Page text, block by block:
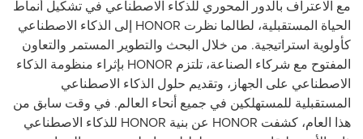
مع الاعتراف بالدور المحوري للذكاء الاصطناعي في تشكيل أنماط
الحياة المستقبلية، لطالما نظرت HONOR إلى الذكاء الاصطناعي
كأولوية استراتيجية. من خلال البحث والتطوير المستمر والتعاون
المفتوح مع شركاء الصناعة، تلتزم HONOR بإثراء منظومة الذكاء
الاصطناعي على الجهاز، وتقديم حلول الذكاء الاصطناعي
المستقبلية للمستهلكين في جميع أنحاء العالم. في وقت سابق من
هذا العام، كشفت HONOR عن بنية HONOR للذكاء الاصطناعي